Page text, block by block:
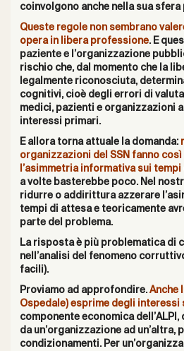
coinvolgono anche nella sua sfera
Queste regole non sembrano
opera in libera professione. E
paziente e l’organizzazione
rischio che, dal momento che la
legalmente riconosciuta,
cognitivi, cioè degli errori di
medici, pazienti e organizzazioni
interessi primari.
E allora torna attuale la domanda:
organizzazioni del SSN fanno
l’asimmetria informativa sui
a volte basterebbe poco. Nel
ridurre o addirittura azzerare
tempi di attesa e teoricamente
parte del problema.
La risposta è più problematica di
nell’analisi del fenomeno
facili).
Proviamo ad approfondire. Anche
Ospedale) esprime degli interessi
componente economica
da un’organizzazione ad un’altra,
condizionamenti. Per